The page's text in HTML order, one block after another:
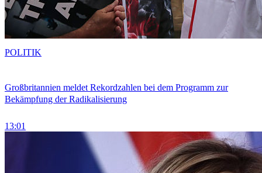
Großbritannien meldet Rekordzahlen bei dem Programm zur
Bekämpfung der Radikalisierung
13:01
POLITIK